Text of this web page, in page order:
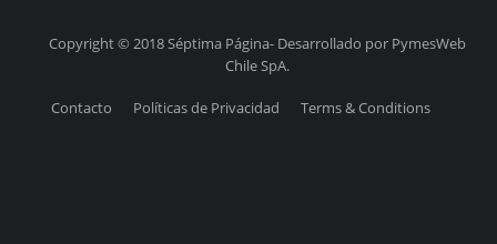
Copyright © 2018 Séptima Página- Desarrollado por PymesWeb
Chile SpA.
Contacto Políticas de Privacidad Terms & Conditions